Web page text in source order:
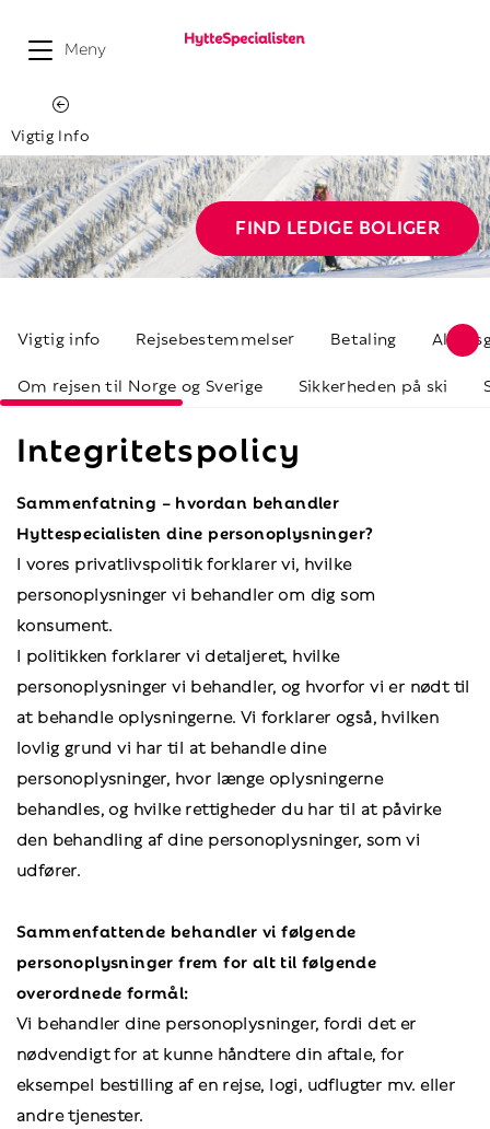
Meny
Vigtig Info
FIND LEDIGE BOLIGER
Vigtig info Rejsebestemmelser Betaling
Om rejsen til Norge og Sverige
Sikkerheden på ski
Integritetspolicy
Sammenfatning – hvordan behandler
Hyttespecialisten dine personoplysninger?
I vores privatlivspolitik forklarer vi, hvilke
personoplysninger vi behandler om dig som
konsument.
I politikken forklarer vi detaljeret, hvilke
personoplysninger vi behandler, og hvorfor vi er nødt til
at behandle oplysningerne. Vi forklarer også, hvilken
lovlig grund vi har til at behandle dine
personoplysninger, hvor længe oplysningerne
behandles, og hvilke rettigheder du har til at påvirke
den behandling af dine personoplysninger, som vi
udfører.
Sammenfattende behandler vi følgende
personoplysninger frem for alt til følgende
overordnede formål:
Vi behandler dine personoplysninger, fordi det er
nødvendigt for at kunne håndtere din aftale, for
eksempel bestilling af en rejse, logi, udflugter mv. eller
andre tjenester.